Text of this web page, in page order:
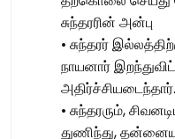
சுந்தரரின் அன்பு
• சுந்தரர்
நாயனார்
அதிர்ச்சியடைந்தார்.
• சுந்தரரும்,
துணிந்து,